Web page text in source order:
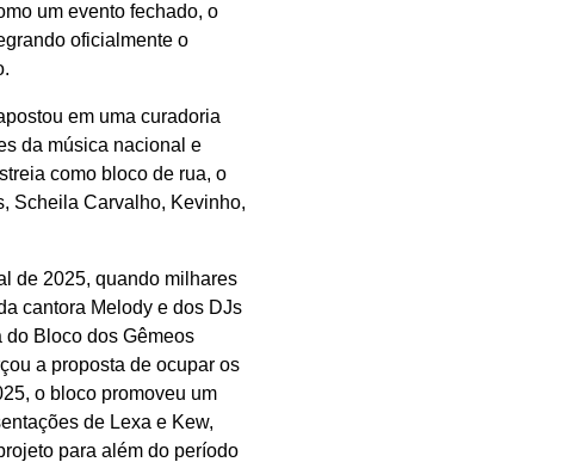
um evento fechado, o
oficialmente o
em uma curadoria
da música nacional e
como bloco de rua, o
Scheila Carvalho, Kevinho,
de 2025, quando milhares
cantora Melody e dos DJs
do Bloco dos Gêmeos
a proposta de ocupar os
o bloco promoveu um
de Lexa e Kew,
para além do período